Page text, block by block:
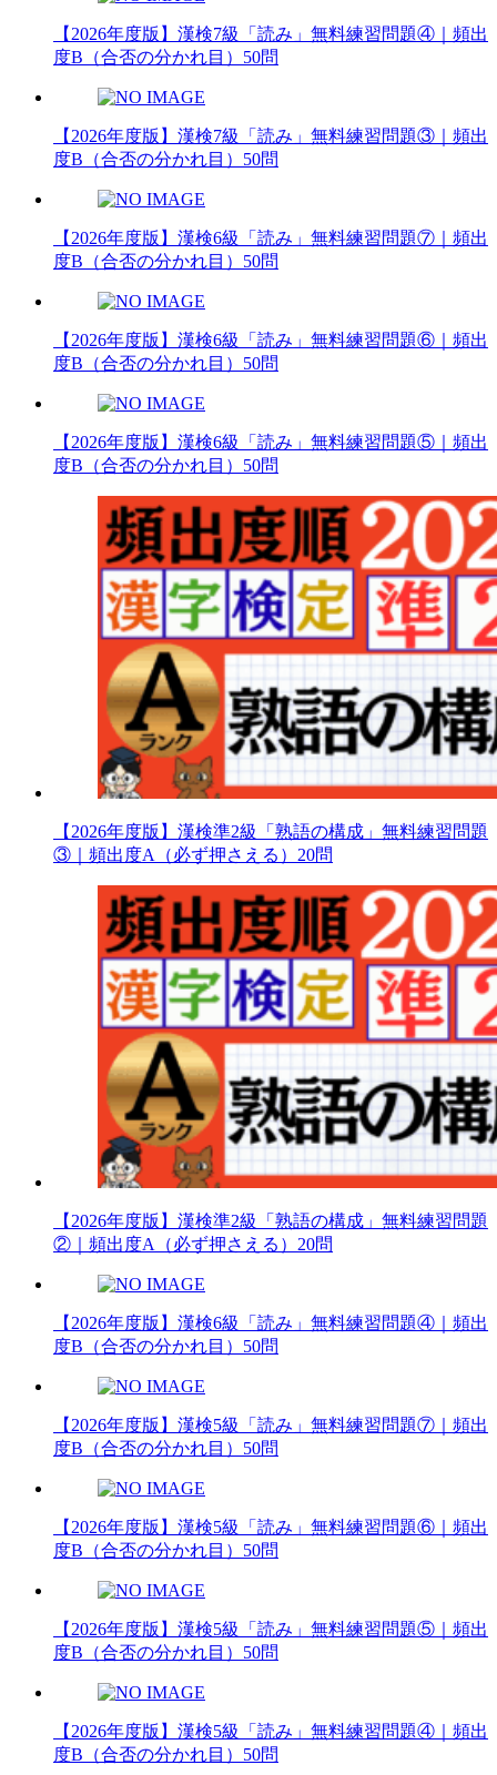
【2026年度版】漢検7級「読み」無料練習問題④｜頻出
度B（合否の分かれ目）50問
【2026年度版】漢検7級「読み」無料練習問題③｜頻出
度B（合否の分かれ目）50問
【2026年度版】漢検6級「読み」無料練習問題⑦｜頻出
度B（合否の分かれ目）50問
【2026年度版】漢検6級「読み」無料練習問題⑥｜頻出
度B（合否の分かれ目）50問
【2026年度版】漢検6級「読み」無料練習問題⑤｜頻出
度B（合否の分かれ目）50問
【2026年度版】漢検準2級「熟語の構成」無料練習問題
③｜頻出度A（必ず押さえる）20問
【2026年度版】漢検準2級「熟語の構成」無料練習問題
②｜頻出度A（必ず押さえる）20問
【2026年度版】漢検6級「読み」無料練習問題④｜頻出
度B（合否の分かれ目）50問
【2026年度版】漢検5級「読み」無料練習問題⑦｜頻出
度B（合否の分かれ目）50問
【2026年度版】漢検5級「読み」無料練習問題⑥｜頻出
度B（合否の分かれ目）50問
【2026年度版】漢検5級「読み」無料練習問題⑤｜頻出
度B（合否の分かれ目）50問
【2026年度版】漢検5級「読み」無料練習問題④｜頻出
度B（合否の分かれ目）50問